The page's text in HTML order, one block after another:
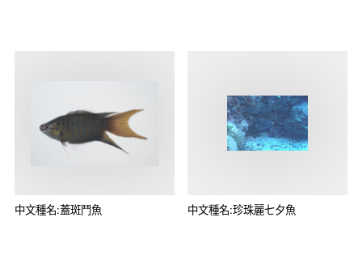
中文種名:蓋斑鬥魚 中文種名:珍珠麗七夕魚